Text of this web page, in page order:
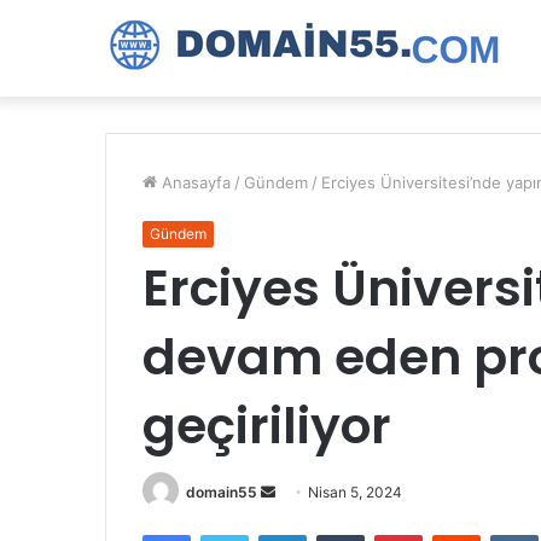
Anasayfa / Gündem / Erciyes Üniversitesi’nde
Gündem
Erciyes
devam eden
geçiriliyor
domain55
Bir
Nisan 5, 2024
FacebookTwitter LinkedInTumblr PinterestReddit